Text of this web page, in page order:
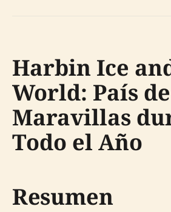
Harbin Ice
World: País
Maravillas
Todo el Año
Resumen